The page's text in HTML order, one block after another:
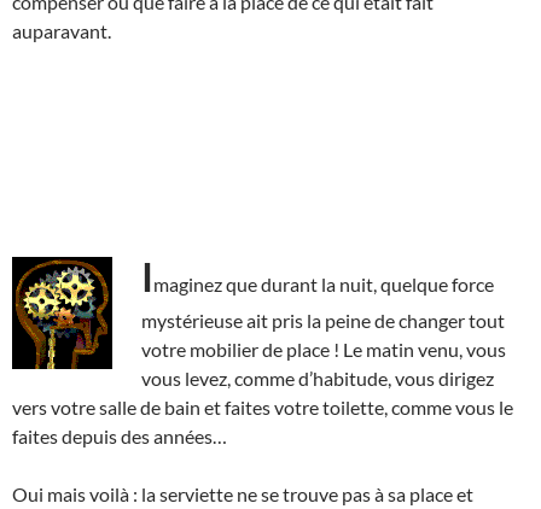
auparavant.
Imaginez que durant la nuit, quelque force
mystérieuse ait pris la peine de changer tout
votre mobilier de place ! Le matin venu, vous
vous levez, comme d’habitude, vous dirigez
vers votre salle de bain et faites votre toilette, comme vous le
faites depuis des années…
Oui mais voilà : la serviette ne se trouve pas à sa place et